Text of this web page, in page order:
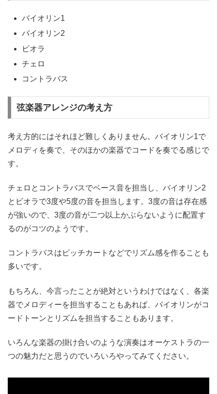
バイオリン1
バイオリン2
ビオラ
チェロ
コントラバス
弦楽器アレンジの考え方
考え方的にはそれほど難しくありません。バイオリン1で
メロディを奏で、そのほかの楽器でコードを奏でる感じで
す。
チェロとコントラバスでベース音を担当し、バイオリン2
とビオラで3度や5度の音を担当します。3度の音は存在感
が強いので、3度の音が二つ以上かぶらないように配置す
るのがコツのようです。
コントラバスはピッチカートなどでリズム感を作ることも
多いです。
もちろん、今言ったことが絶対というわけではなく、各楽
器でメロディーを担当することもあれば、バイオリンがコ
ードトーンとリズムを担当することもあります。
いろんな楽器の掛け合いのような演奏はオーケストラの一
つの魅力だと思うのでいろいろやってみてください。